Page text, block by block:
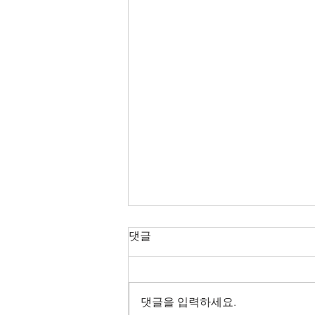
[나노화공]삼성전자, 10나노급
올려 평면구조에 비해 집적도를 획
댓글
댓글을 입력하세요.